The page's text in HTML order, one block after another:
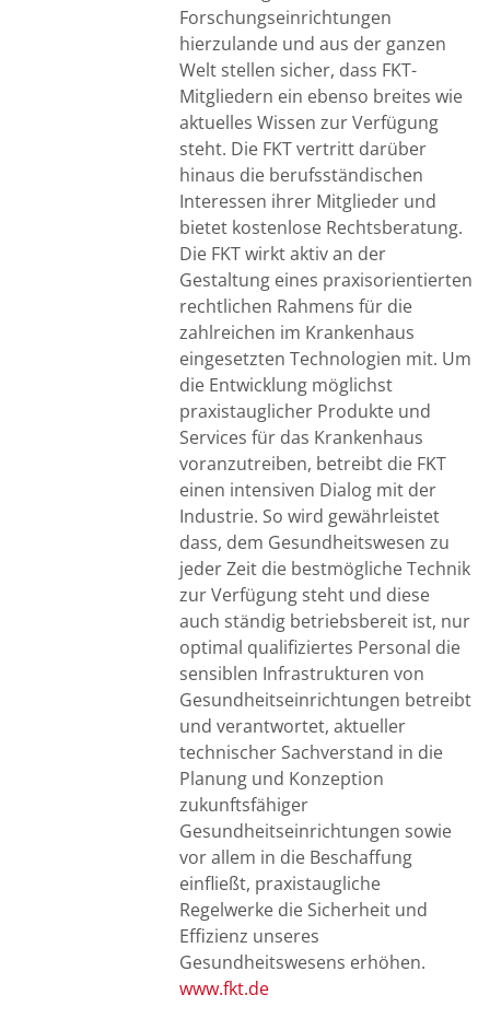
Forschungseinrichtungen
hierzulande und aus der ganzen
Welt stellen sicher, dass FKT-
Mitgliedern ein ebenso breites wie
aktuelles Wissen zur Verfügung
steht. Die FKT vertritt darüber
hinaus die berufsständischen
Interessen ihrer Mitglieder und
bietet kostenlose Rechtsberatung.
Die FKT wirkt aktiv an der
Gestaltung eines praxisorientierten
rechtlichen Rahmens für die
zahlreichen im Krankenhaus
eingesetzten Technologien mit. Um
die Entwicklung möglichst
praxistauglicher Produkte und
Services für das Krankenhaus
voranzutreiben, betreibt die FKT
einen intensiven Dialog mit der
Industrie. So wird gewährleistet
dass, dem Gesundheitswesen zu
jeder Zeit die bestmögliche Technik
zur Verfügung steht und diese
auch ständig betriebsbereit ist, nur
optimal qualifiziertes Personal die
sensiblen Infrastrukturen von
Gesundheitseinrichtungen betreibt
und verantwortet, aktueller
technischer Sachverstand in die
Planung und Konzeption
zukunftsfähiger
Gesundheitseinrichtungen sowie
vor allem in die Beschaffung
einfließt, praxistaugliche
Regelwerke die Sicherheit und
Effizienz unseres
Gesundheitswesens erhöhen.
www.fkt.de